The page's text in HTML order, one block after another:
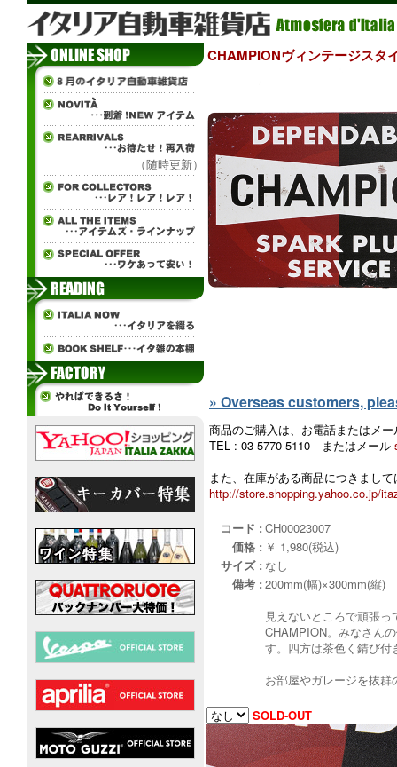
（随時更新）
CHAMPIONヴィンテージスタ
» Overseas customers,
商品のご購入は、お電話またはメ
TEL : 03-5770-5110 またはメール
また、在庫がある商品につきまし
http://store.shopping.yahoo.co.jp/
コード : CH00023007
価格 : ￥ 1,980(税込)
サイズ : なし
備考 : 200mm(幅)×300mm(縦)
見えないところで頑張
CHAMPION。みなさん
す。四方は茶色く錆び
お部屋やガレージを抜
SOLD-OUT